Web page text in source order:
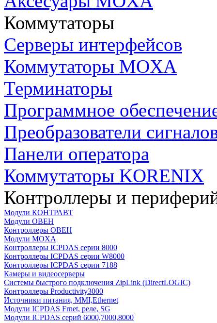
Коммутаторы
Серверы интерфейсов
Коммутаторы MOXA
Терминаторы
Программное
Преобразователи
Панели оператора
Коммутаторы KORENIX
Контроллеры и
Модули КОНТРАВТ
Модули ОВЕН
Контроллеры ОВЕН
Модули MOXA
Контроллеры ICPDAS серии 8000
Контроллеры ICPDAS серии W8000
Контроллеры ICPDAS серии 7188
Камеры и видеосерверы
Системы быстрого подключения ZipLink (DirectLOGIC)
Контроллеры Productivity3000
Источники питания, MMI,Ethernet
Модули ICPDAS Frnet, реле, SG
Модули ICPDAS серий 6000,7000,8000